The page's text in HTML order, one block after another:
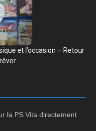
et l’occasion – Retour
la PS Vita directement